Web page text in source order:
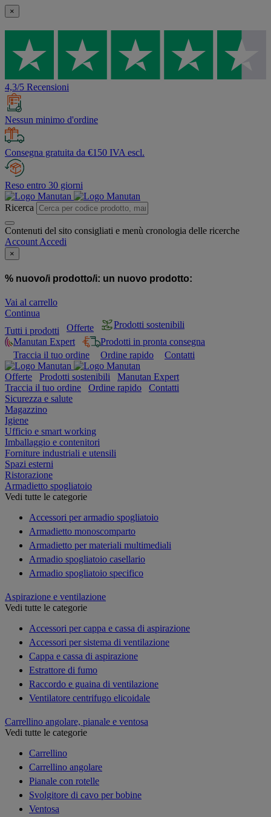
×
4,3/5 Recensioni
Nessun minimo d'ordine
Consegna gratuita da €150 IVA escl.
Reso entro 30 giorni
Ricerca
Contenuti del sito consigliati e menù cronologia delle ricerche
Account Accedi
×
% nuovo/i prodotto/i: un nuovo prodotto:
Vai al carrello
Continua
Tutti i prodotti
Offerte
Prodotti sostenibili
Manutan Expert
Prodotti in pronta consegna
Traccia il tuo ordine
Ordine rapido Contatti
Offerte Prodotti sostenibili
Manutan Expert
Traccia il tuo ordine
Ordine rapido
Contatti
Sicurezza e salute
Magazzino
Igiene
Ufficio e smart working
Imballaggio e contenitori
Forniture industriali e utensili
Spazi esterni
Ristorazione
Armadietto spogliatoio
Vedi tutte le categorie
Accessori per armadio spogliatoio
Armadietto monoscomparto
Armadietto per materiali multimediali
Armadio spogliatoio casellario
Armadio spogliatoio specifico
Aspirazione e ventilazione
Vedi tutte le categorie
Accessori per cappa e cassa di aspirazione
Accessori per sistema di ventilazione
Cappa e cassa di aspirazione
Estrattore di fumo
Raccordo e guaina di ventilazione
Ventilatore centrifugo elicoidale
Carrellino angolare, pianale e ventosa
Vedi tutte le categorie
Carrellino
Carrellino angolare
Pianale con rotelle
Svolgitore di cavo per bobine
Ventosa